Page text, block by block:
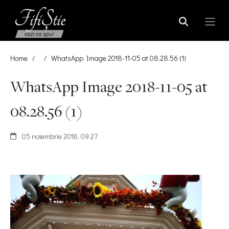
Home / / WhatsApp Image 2018-11-05 at 08.28.56 (1)
WhatsApp Image 2018-11-05 at
08.28.56 (1)
05 noiembrie 2018, 09:27